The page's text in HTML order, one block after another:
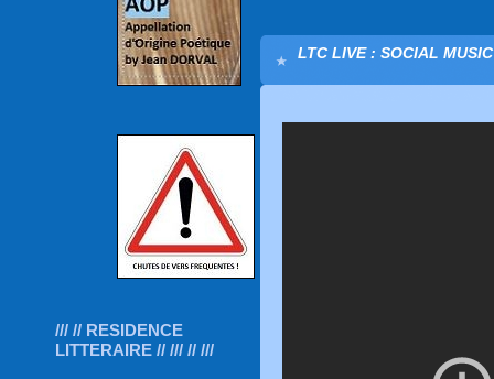
/// // RESIDENCE
LITTERAIRE // /// // ///
LTC LIVE : SOCIAL